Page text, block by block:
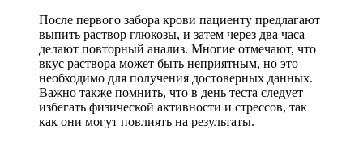
После первого забора крови пациенту предлагают
выпить раствор глюкозы, и затем через два часа
делают повторный анализ. Многие отмечают, что
вкус раствора может быть неприятным, но это
необходимо для получения достоверных данных.
Важно также помнить, что в день теста следует
избегать физической активности и стрессов, так
как они могут повлиять на результаты.